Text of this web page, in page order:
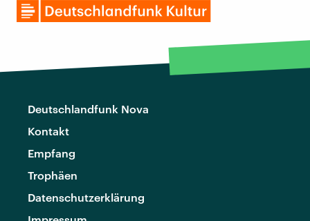
Deutschlandfunk Nova
Kontakt
Empfang
Trophäen
Datenschutzerklärung